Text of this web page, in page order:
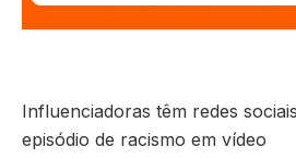
Influenciadoras têm redes
episódio de racismo em vídeo